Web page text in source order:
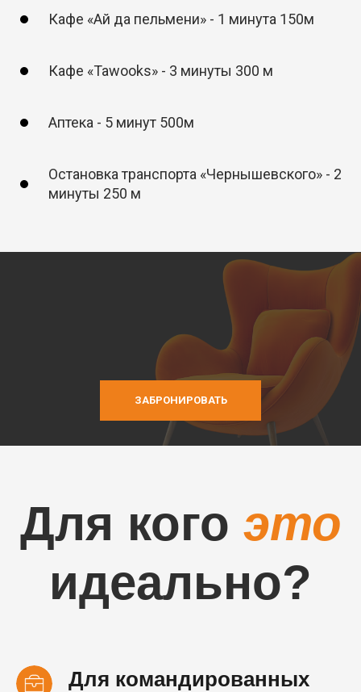
Кафе «Ай да пельмени» - 1 минута 150м
Кафе «Tawooks» - 3 минуты 300 м
Аптека - 5 минут 500м
Остановка транспорта «Чернышевского» - 2
минуты 250 м
ЗАБРОНИРОВАТЬ
Для кого это
идеально?
Для командированных